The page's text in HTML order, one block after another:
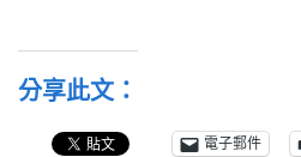
分享此文：
電子郵件